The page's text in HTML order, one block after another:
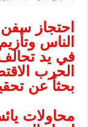
احتجاز
الناس
في يد
الحرب
بحثاً عن
محاولات